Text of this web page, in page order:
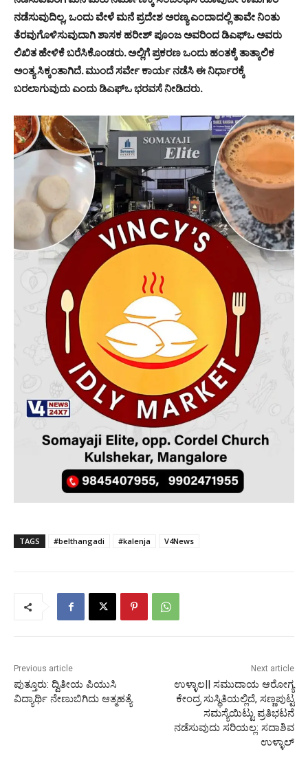
ನಡೆಸುವುದಿಲ್ಲ, ಒಂದು ವೇಳೆ ಮನೆ ಪ್ರದೇಶ ಅರಣ್ಯ ಎಂದಾದಲ್ಲಿ ತಾವೇ ನಿಂತು
ತೆರವುಗೊಳಿಸುವುದಾಗಿ ಶಾಸಕ ಹರೀಶ್ ಪೂಂಜ ಅವರಿಂದ ಡಿಎಫ್‍ಒ ಅವರು
ಲಿಖಿತ ಹೇಳಿಕೆ ಬರೆಸಿಕೊಂಡರು. ಅಲ್ಲಿಗೆ ಪ್ರಕರಣ ಒಂದು ಹಂತಕ್ಕೆ ತಾತ್ಕಾಲಿಕ
ಅಂತ್ಯ ಸಿಕ್ಕಂತಾಗಿದೆ. ಮುಂದೆ ಸರ್ವೇ ಕಾರ್ಯ ನಡೆಸಿ ಈ ನಿರ್ಧಾರಕ್ಕೆ
ಬರಲಾಗುವುದು ಎಂದು ಡಿಎಫ್‍ಒ ಭರವಸೆ ನೀಡಿದರು.
TAGS #belthangadi #kalenja V4News
Previous article
ಪುತ್ತೂರು: ದ್ವಿತೀಯ ಪಿಯುಸಿ
ವಿದ್ಯಾರ್ಥಿ ನೇಣುಬಿಗಿದು ಆತ್ಮಹತ್ಯೆ
Next article
ಉಳ್ಳಾಲ|| ಸಮುದಾಯ ಆರೋಗ್ಯ
ಕೇಂದ್ರ ಸುಸ್ಥಿತಿಯಲ್ಲಿದೆ, ಸಣ್ಣಪುಟ್ಟ
ಸಮಸ್ಯೆಯಿಟ್ಟು ಪ್ರತಿಭಟನೆ
ನಡೆಸುವುದು ಸರಿಯಲ್ಲ: ಸದಾಶಿವ
ಉಳ್ಳಾಲ್